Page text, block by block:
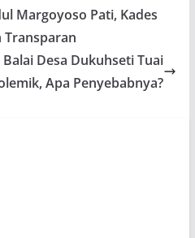
Margoyoso Pati, Kades
Transparan
Desa Dukuhseti Tuai
Apa Penyebabnya?